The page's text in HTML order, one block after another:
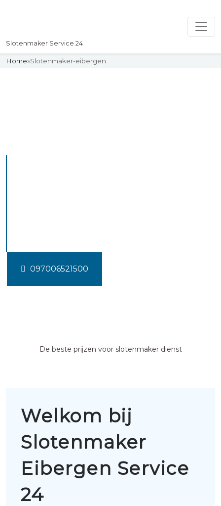
Slotenmaker Service 24
Home»Slotenmaker-eibergen
097006521500
De beste prijzen voor slotenmaker dienst
Welkom bij
Slotenmaker
Eibergen Service
24